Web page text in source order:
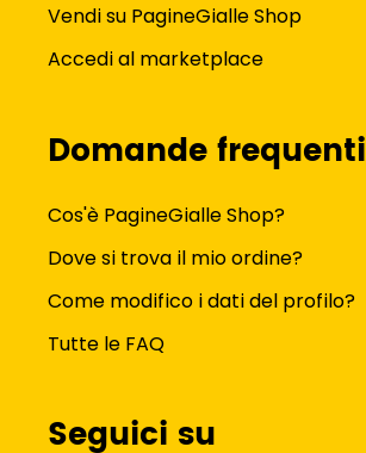
Vendi su PagineGialle Shop
Accedi al marketplace
Domande frequenti
Cos'è PagineGialle Shop?
Dove si trova il mio ordine?
Come modifico i dati del profilo?
Tutte le FAQ
Seguici su